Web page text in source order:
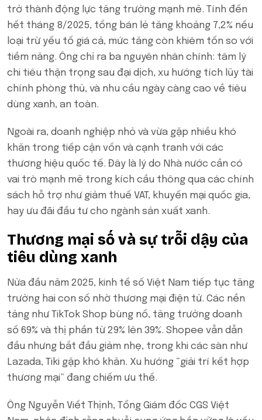
trở thành động lực tăng trưởng mạnh mẽ. Tính đến
hết tháng 8/2025, tổng bán lẻ tăng khoảng 7,2% nếu
loại trừ yếu tố giá cả, mức tăng còn khiêm tốn so với
tiềm năng. Ông chỉ ra ba nguyên nhân chính: tâm lý
chi tiêu thận trọng sau đại dịch, xu hướng tích lũy tài
chính phòng thủ, và nhu cầu ngày càng cao về tiêu
dùng xanh, an toàn.
Ngoài ra, doanh nghiệp nhỏ và vừa gặp nhiều khó
khăn trong tiếp cận vốn và cạnh tranh với các
thương hiệu quốc tế. Đây là lý do Nhà nước cần có
vai trò mạnh mẽ trong kích cầu thông qua các chính
sách hỗ trợ như giảm thuế VAT, khuyến mại quốc gia,
hay ưu đãi đầu tư cho ngành sản xuất xanh.
Thương mại số và sự trỗi dậy của
tiêu dùng xanh
Nửa đầu năm 2025, kinh tế số Việt Nam tiếp tục tăng
trưởng hai con số nhờ thương mại điện tử. Các nền
tảng như TikTok Shop bùng nổ, tăng trưởng doanh
số 69% và thị phần từ 29% lên 39%. Shopee vẫn dẫn
đầu nhưng bắt đầu giảm nhẹ, trong khi các sàn như
Lazada, Tiki gặp khó khăn. Xu hướng “giải trí kết hợp
thương mại” đang chiếm ưu thế.
Ông Nguyễn Viết Thịnh, Tổng Giám đốc CGS Việt